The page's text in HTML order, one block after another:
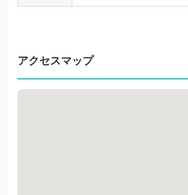
アクセスマップ